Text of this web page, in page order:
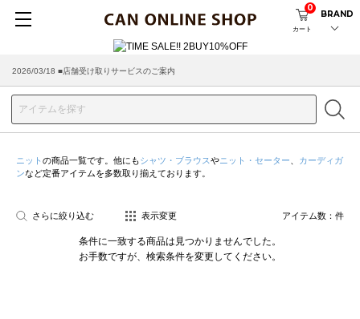
カート
0
BRAND
2026/03/18 ■店舗受け取りサービスのご案内
ニット の商品一覧です。他にもシャツ・ブラウスやニット・セーター
カーディガ
ンなど定番アイテムを多数取り揃えております。
さらに絞り込む 表示変更 アイテム数： 件
条件に一致する商品は見つかりませんでした。
お手数ですが、検索条件を変更してください。